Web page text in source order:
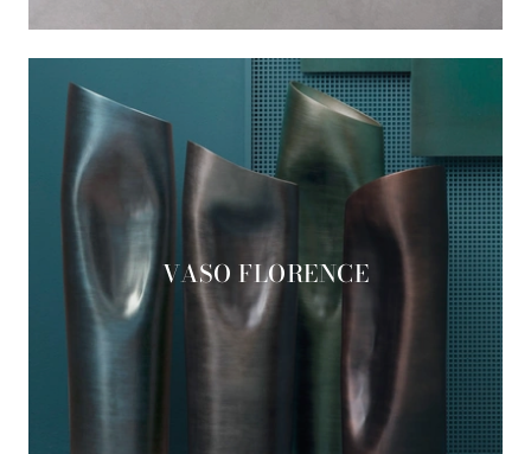
VASO FLORENCE